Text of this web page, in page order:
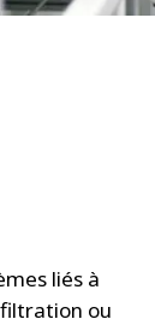
liés à
ou